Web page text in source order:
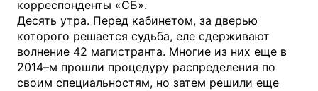
корреспонденты «СБ».
Десять утра. Перед кабинетом, за дверью
которого решается судьба, еле сдерживают
волнение 42 магистранта. Многие из них еще в
2014–м прошли процедуру распределения по
своим специальностям, но затем решили еще